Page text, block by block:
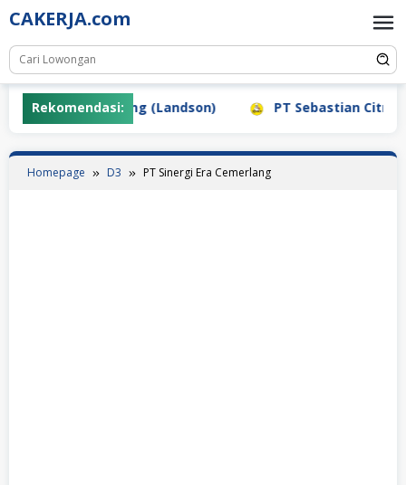
Skip
to
content
CAKERJA.com
Rekomendasi:
PT Pertiwi Agung (Landson) PT Sebastian Citra
Homepage D3 PT Sinergi Era Cemerlang